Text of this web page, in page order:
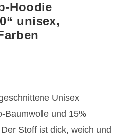
Hoodie
unisex,
Unisex
Baumwolle und 15%
Stoff ist dick, weich und